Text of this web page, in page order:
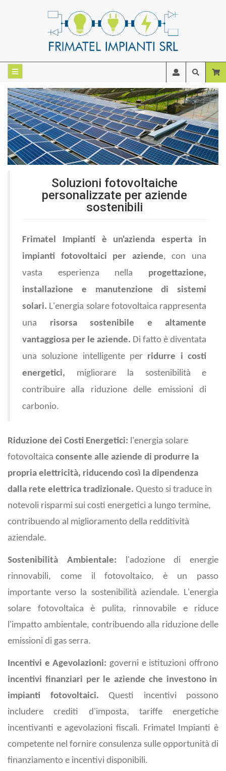
Soluzioni fotovoltaiche
personalizzate per aziende
sostenibili
Frimatel Impianti è un'azienda esperta in
impianti fotovoltaici per aziende, con una
vasta esperienza nella progettazione,
installazione e manutenzione di sistemi
solari. L'energia solare fotovoltaica rappresenta
una risorsa sostenibile e altamente
vantaggiosa per le aziende. Di fatto è diventata
una soluzione intelligente per ridurre i costi
energetici, migliorare la sostenibilità e
contribuire alla riduzione delle emissioni di
carbonio.
Riduzione dei Costi Energetici: l'energia solare
fotovoltaica consente alle aziende di produrre la
propria elettricità, riducendo così la dipendenza
dalla rete elettrica tradizionale. Questo si traduce in
notevoli risparmi sui costi energetici a lungo termine,
contribuendo al miglioramento della redditività
aziendale.
Sostenibilità Ambientale: l'adozione di energie
rinnovabili, come il fotovoltaico, è un passo
importante verso la sostenibilità aziendale. L'energia
solare fotovoltaica è pulita, rinnovabile e riduce
l'impatto ambientale, contribuendo alla riduzione delle
emissioni di gas serra.
Incentivi e Agevolazioni: governi e istituzioni offrono
incentivi finanziari per le aziende che investono in
impianti fotovoltaici. Questi incentivi possono
includere crediti d'imposta, tariffe energetiche
incentivanti e agevolazioni fiscali. Frimatel Impianti è
competente nel fornire consulenza sulle opportunità di
finanziamento e incentivi disponibili.